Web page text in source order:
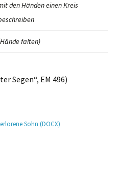
den Händen einen Kreis
falten)
Segen“, EM 496)
Sohn (DOCX)